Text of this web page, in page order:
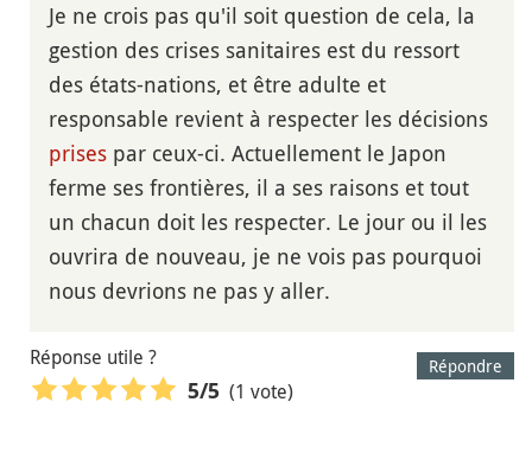
Je ne crois pas qu'il soit question de cela, la
gestion des crises sanitaires est du ressort
des états-nations, et être adulte et
responsable revient à respecter les décisions
prises par ceux-ci. Actuellement le Japon
ferme ses frontières, il a ses raisons et tout
un chacun doit les respecter. Le jour ou il les
ouvrira de nouveau, je ne vois pas pourquoi
nous devrions ne pas y aller.
Répondre
Réponse utile ?
5/5 (1 vote)